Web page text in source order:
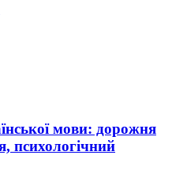
мови: дорожня
психологічний